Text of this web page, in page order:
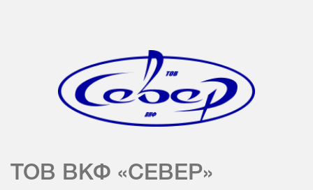
ТОВ ВКФ «СЕВЕР»